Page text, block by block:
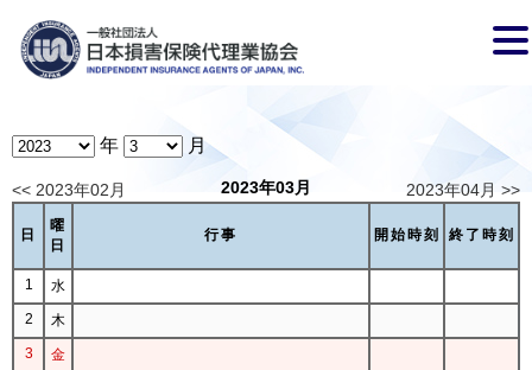
年 月
<< 2023年02月 2023年04月 >>
2023年03月
日
曜
日
行事 開始時刻 終了時刻
1
水
2
木
3
金